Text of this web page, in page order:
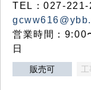
TEL：027-
営業時間：9:00
日
販売可